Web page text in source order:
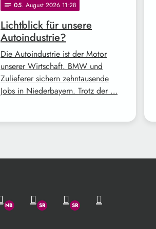
notes 05. August 2026 11:28
Lichtblick für unsere
Autoindustrie?
Die Autoindustrie ist der Motor
unserer Wirtschaft. BMW und
Zulieferer sichern zehntausende
Jobs in Niederbayern. Trotz der …